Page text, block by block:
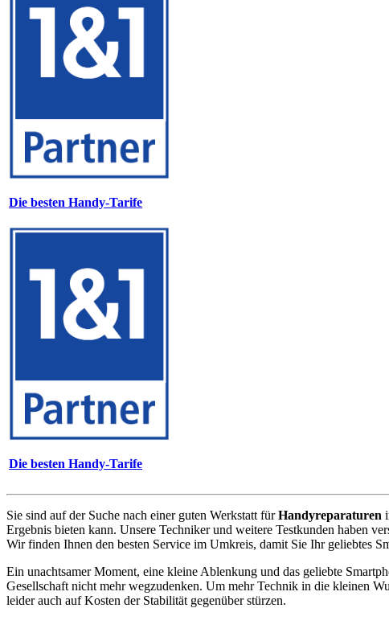
Die besten Handy-Tarife
Die besten Handy-Tarife
Sie sind auf der Suche nach einer guten Werkstatt fürHandyreparaturen
Ergebnis bieten kann. Unsere Techniker und weitere Testkunden haben
Wir finden Ihnen den besten Service im Umkreis, damit Sie Ihr geliebtes
Ein unachtsamer Moment, eine kleine Ablenkung und das geliebte
Gesellschaft nicht mehr wegzudenken. Um mehr Technik in die kleinen
leider auch auf Kosten der Stabilität gegenüber stürzen.